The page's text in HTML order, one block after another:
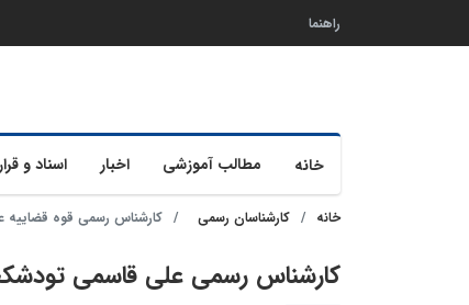
راهنما
خانه مطالب آموزشی اخبار اسناد و
خانه کارشناسان رسمی کارشناس رسمی قوه
کارشناس رسمی علی قاسمی